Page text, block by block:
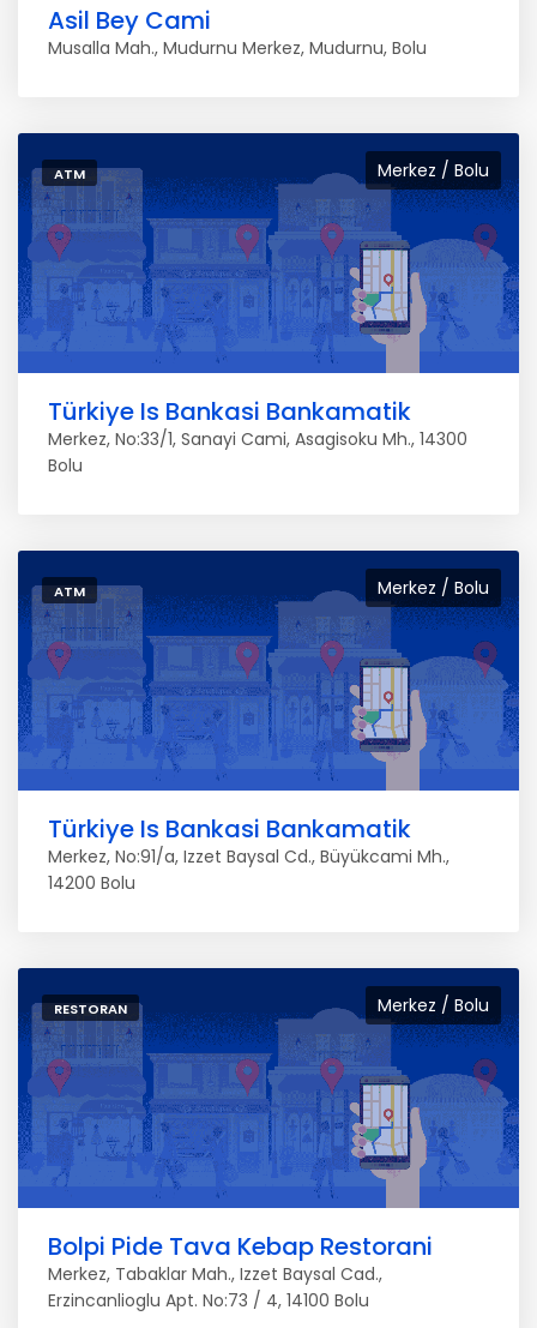
Asil Bey Cami
Musalla Mah., Mudurnu Merkez, Mudurnu, Bolu
Merkez / Bolu
ATM
Türkiye Is Bankasi Bankamatik
Merkez, No:33/1, Sanayi Cami, Asagisoku Mh., 14300
Bolu
Merkez / Bolu
ATM
Türkiye Is Bankasi Bankamatik
Merkez, No:91/a, Izzet Baysal Cd., Büyükcami Mh.,
14200 Bolu
Merkez / Bolu
RESTORAN
Bolpi Pide Tava Kebap Restorani
Merkez, Tabaklar Mah., Izzet Baysal Cad.,
Erzincanlioglu Apt. No:73 / 4, 14100 Bolu